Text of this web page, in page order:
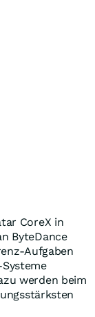
CoreX in
ByteDance
Aufgaben
werden beim